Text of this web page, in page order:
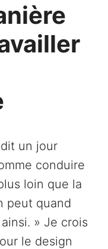
un jour
conduire
loin que la
peut quand
» Je crois
le design